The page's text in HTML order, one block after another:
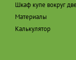
Шкаф купе вокруг
Материалы
Калькулятор